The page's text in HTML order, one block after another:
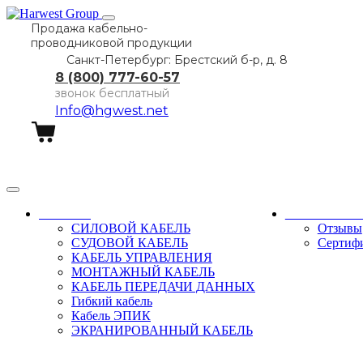
Продажа кабельно-
проводниковой продукции
Санкт-Петербург: Брестский б-р, д. 8
8 (800) 777-60-57
звонок бесплатный
Info@hgwest.net
СИЛОВОЙ КАБЕЛЬ
СУДОВОЙ КАБЕЛЬ
КАБЕЛЬ УПРАВЛЕНИЯ
МОНТАЖНЫЙ КАБЕЛЬ
КАБЕЛЬ ПЕРЕДАЧИ ДАННЫХ
Гибкий кабель
Кабель ЭПИК
ЭКРАНИРОВАННЫЙ КАБЕЛЬ
Отзывы